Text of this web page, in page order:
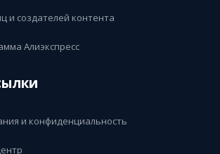
и создателей контента
Алиэкспресс
и конфиденциальность